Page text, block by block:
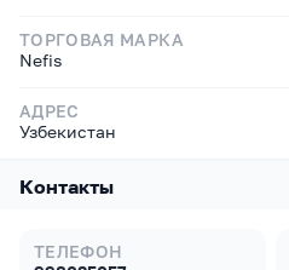
ТОРГОВАЯ МАРКА
Nefis
АДРЕС
Узбекистан
Контакты
ТЕЛЕФОН